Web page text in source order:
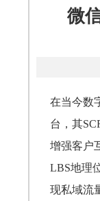
微
在当今数
台，其
增强客户
LBS地理
现私域流